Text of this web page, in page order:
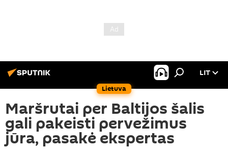
Lietuva
LIT
Maršrutai per Baltijos šalis
gali pakeisti pervežimus
jūra, pasakė ekspertas